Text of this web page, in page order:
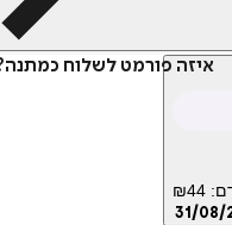
איזה פורמט לשלוח
₪44
31/08/